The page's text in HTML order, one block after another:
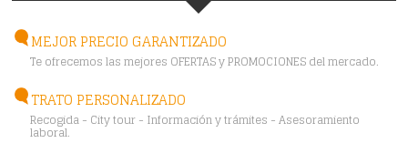
MEJOR PRECIO GARANTIZADO
Te ofrecemos las mejores OFERTAS y PROMOCIONES del mercado.
TRATO PERSONALIZADO
Recogida - City tour - Información y trámites - Asesoramiento
laboral.